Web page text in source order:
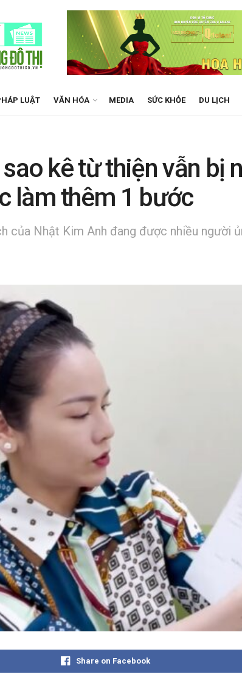
LUẬT VĂN HÓA MEDIA SỨC KHỎE DU LỊCH
kê từ thiện vẫn bị
làm thêm 1 bước
của Nhật Kim Anh đang được nhiều người
Share on Facebook